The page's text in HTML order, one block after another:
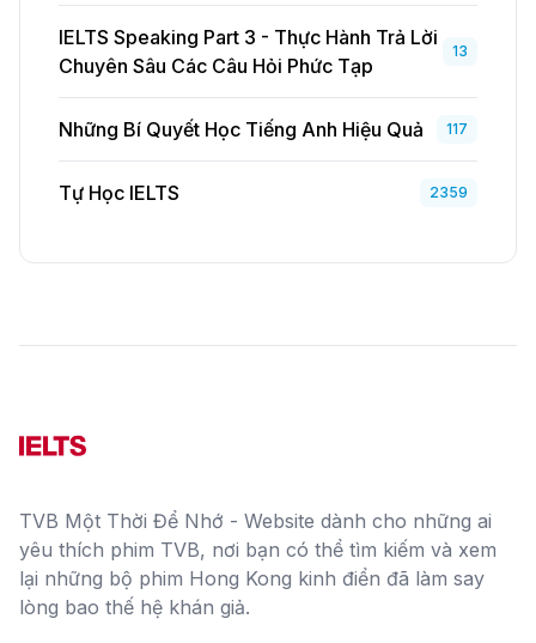
IELTS Speaking Part 3 - Thực Hành Trả Lời
Chuyên Sâu Các Câu Hỏi Phức Tạp
13
Những Bí Quyết Học Tiếng Anh Hiệu Quả 117
Tự Học IELTS 2359
TVB Một Thời Để Nhớ - Website dành cho những ai
yêu thích phim TVB, nơi bạn có thể tìm kiếm và xem
lại những bộ phim Hong Kong kinh điển đã làm say
lòng bao thế hệ khán giả.